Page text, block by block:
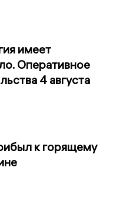
имеет
Оперативное
4 августа
к горящему